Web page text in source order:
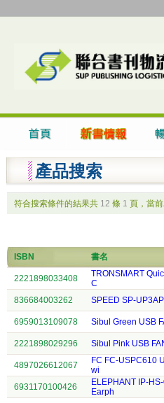
產品搜索
符合搜索條件的結果共 12 條 1 頁，當
ISBN 書名
2221898033408
TRONSMART
C
836684003262
SPEED SP-
6959013109078 Sibul Green USB
2221898029296 Sibul Pink USB
4897026612067
FC FC-USPC610
wi
6931170100426
ELEPHANT IP-
Earph